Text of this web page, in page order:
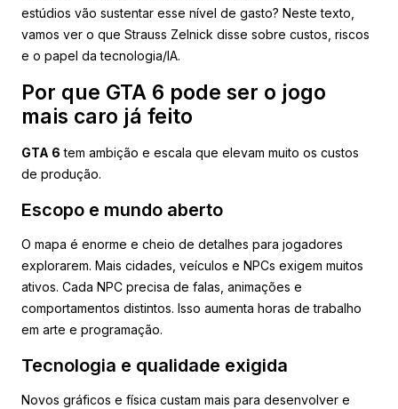
estúdios vão sustentar esse nível de gasto? Neste texto,
vamos ver o que Strauss Zelnick disse sobre custos, riscos
e o papel da tecnologia/IA.
Por que GTA 6 pode ser o jogo
mais caro já feito
GTA 6 tem ambição e escala que elevam muito os custos
de produção.
Escopo e mundo aberto
O mapa é enorme e cheio de detalhes para jogadores
explorarem. Mais cidades, veículos e NPCs exigem muitos
ativos. Cada NPC precisa de falas, animações e
comportamentos distintos. Isso aumenta horas de trabalho
em arte e programação.
Tecnologia e qualidade exigida
Novos gráficos e física custam mais para desenvolver e